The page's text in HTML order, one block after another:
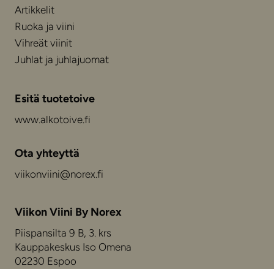
Artikkelit
Ruoka ja viini
Vihreät viinit
Juhlat ja juhlajuomat
Esitä tuotetoive
www.alkotoive.fi
Ota yhteyttä
viikonviini@norex.fi
Viikon Viini By Norex
Piispansilta 9 B, 3. krs
Kauppakeskus Iso Omena
02230 Espoo